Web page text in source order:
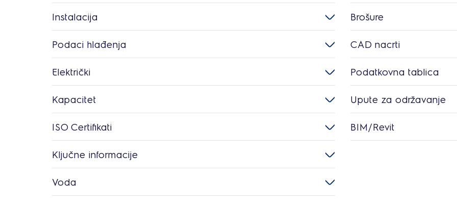
Instalacija
Podaci hlađenja
Električki
Kapacitet
ISO Certifikati
Ključne informacije
Voda
Brošure
CAD nacrti
Podatkovna tablica
Upute za održavanje
BIM/Revit